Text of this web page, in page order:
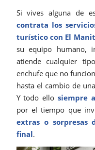
Si vives alguna de
contrata los
turístico con El
su equipo humano,
atiende cualquier
enchufe que no
hasta el cambio de
Y todo ello siempre
por el tiempo que
extras o sorpresas
final.